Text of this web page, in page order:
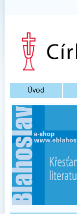
Úvod